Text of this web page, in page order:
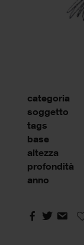
categoria
soggetto
tags
base
altezza
profondità
anno